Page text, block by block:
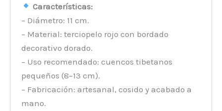
Características:
– Diámetro: 11 cm.
– Material: terciopelo rojo con bordado
decorativo dorado.
– Uso recomendado: cuencos tibetanos
pequeños (8–13 cm).
– Fabricación: artesanal, cosido y acabado a
mano.